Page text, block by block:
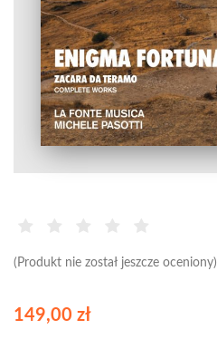
(Produkt nie został jeszcze oceniony)
149,00 zł